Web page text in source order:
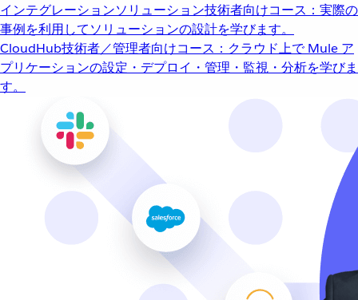
インテグレーションソリューション技術者向けコース：実際の
事例を利用してソリューションの設計を学びます。
CloudHub技術者／管理者向けコース：クラウド上で Mule ア
プリケーションの設定・デプロイ・管理・監視・分析を学びま
す。